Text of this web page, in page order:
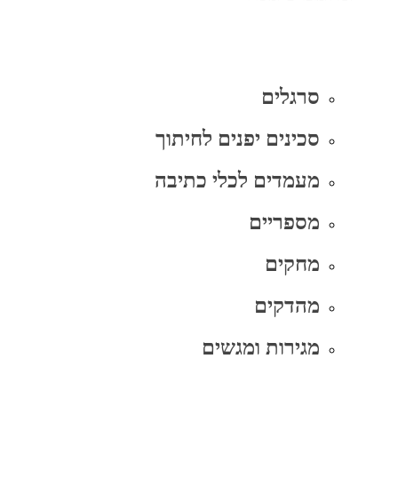
סרגלים
סכינים יפנים לחיתוך
מעמדים לכלי כתיבה
מספריים
מחקים
מהדקים
מגירות ומגשים